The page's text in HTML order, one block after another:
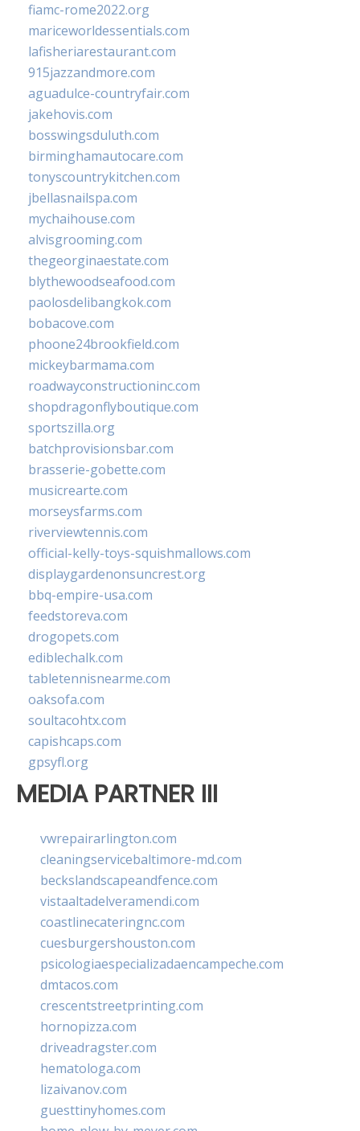
fiamc-rome2022.org
mariceworldessentials.com
lafisheriarestaurant.com
915jazzandmore.com
aguadulce-countryfair.com
jakehovis.com
bosswingsduluth.com
birminghamautocare.com
tonyscountrykitchen.com
jbellasnailspa.com
mychaihouse.com
alvisgrooming.com
thegeorginaestate.com
blythewoodseafood.com
paolosdelibangkok.com
bobacove.com
phoone24brookfield.com
mickeybarmama.com
roadwayconstructioninc.com
shopdragonflyboutique.com
sportszilla.org
batchprovisionsbar.com
brasserie-gobette.com
musicrearte.com
morseysfarms.com
riverviewtennis.com
official-kelly-toys-squishmallows.com
displaygardenonsuncrest.org
bbq-empire-usa.com
feedstoreva.com
drogopets.com
ediblechalk.com
tabletennisnearme.com
oaksofa.com
soultacohtx.com
capishcaps.com
gpsyfl.org
MEDIA PARTNER III
vwrepairarlington.com
cleaningservicebaltimore-md.com
beckslandscapeandfence.com
vistaaltadelveramendi.com
coastlinecateringnc.com
cuesburgershouston.com
psicologiaespecializadaencampeche.com
dmtacos.com
crescentstreetprinting.com
hornopizza.com
driveadragster.com
hematologa.com
lizaivanov.com
guesttinyhomes.com